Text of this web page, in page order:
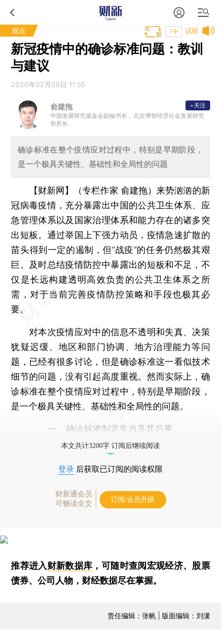
观点 试听
T中
新冠疫情中的确诊标准问题：教训
与建议
2020年02月08日 11:55
俞建拖
中国发展研究基金会副秘书长，北京博智经济社会发展研究
所所长
+关注
确诊标准在整个疫情应对过程中，特别是早期阶段，
是一个极具关键性、基础性和全局性的问题
【财新网】（专栏作家 俞建拖）来势汹汹的新
冠病毒疫情，充分暴露出中国的公共卫生体系、应
急管理体系以及国家治理体系和能力存在的诸多突
出短板。通过举国上下强力动员，疫情急速扩散的
苗头得到一定的遏制，但“战疫”的任务仍然极其艰
巨。及时总结疫情防控中暴露出的短板和不足，不
仅是长远构建透明高效负责的公共卫生体系之所
需，对于当前完善疫情防控策略和手段也极其必
要。
对本次疫情应对中的信息不透明和失真、决策
犹疑迟缓、地区和部门协调、地方治理能力等问
题，已经有很多讨论，但是确诊标准这一看似技术
细节的问题，没有引起高度重视。然而实际上，确
诊标准在整个疫情应对过程中，特别是早期阶段，
是一个极具关键性、基础性和全局性的问题。
一、确诊标准制定失当及其后果
本文共计3200字 订阅后继续阅读
登录 后获取已订阅的阅读权限
财新通会员
可畅读全文
订阅/会员升级
推荐进入财新数据库 ，可随时查阅宏观经济、股票
债券、公司人物，财经数据尽在掌握。
责任编辑：张帆 | 版面编辑：刘潇